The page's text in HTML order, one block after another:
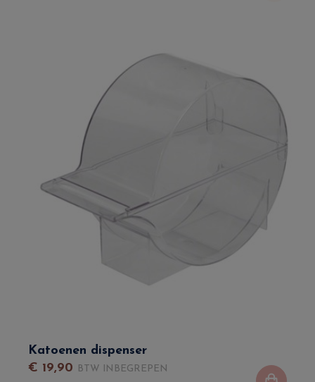
Katoenen dispenser
€ 19,90 BTW INBEGREPEN